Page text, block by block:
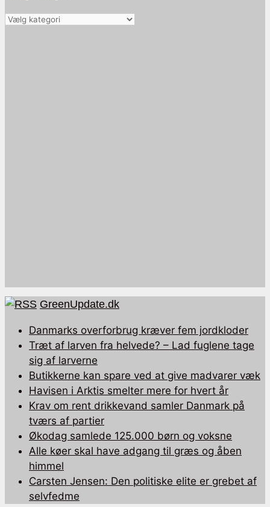
Vælg
GreenUpdate.dk
Danmarks overforbrug kræver fem jordkloder
Træt af larven fra helvede? – Lad fuglene tage
sig af larverne
Butikkerne kan spare ved at give madvarer væk
Havisen i Arktis smelter mere for hvert år
Krav om rent drikkevand samler Danmark på
tværs af partier
Økodag samlede 125.000 børn og voksne
Alle køer skal have adgang til græs og åben
himmel
Carsten Jensen: Den politiske elite er grebet af
selvfedme